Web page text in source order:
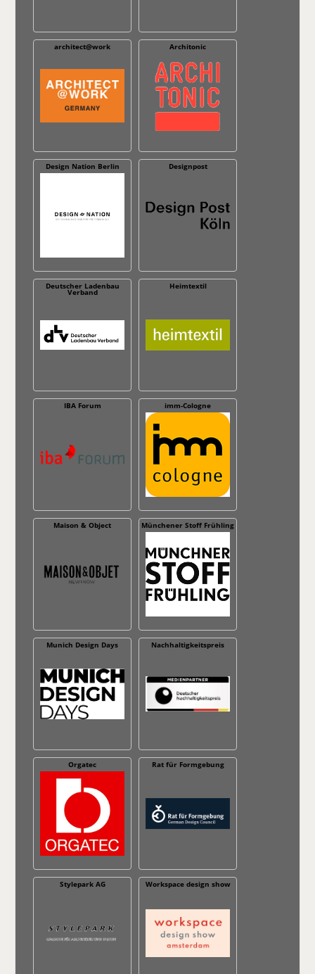
architect@work Architonic
Design Nation Berlin Designpost
Deutscher Ladenbau
Verband
Heimtextil
IBA Forum imm-Cologne
Maison & Object Münchener Stoff Frühling
Munich Design Days Nachhaltig­keitspreis
Orgatec Rat für Formgebung
Stylepark AG Workspace design show